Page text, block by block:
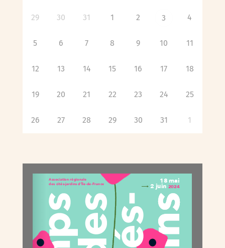
29 30 31 1 2 3 4
5 6 7 8 9 10 11
12 13 14 15 16 17 18
19 20 21 22 23 24 25
26 27 28 29 30 31 1